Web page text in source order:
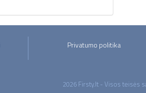
Privatumo politika
2026 Firsty.lt - Visos teisės